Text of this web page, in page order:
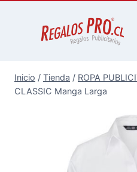
Inicio / Tienda / ROPA
CLASSIC Manga Larga